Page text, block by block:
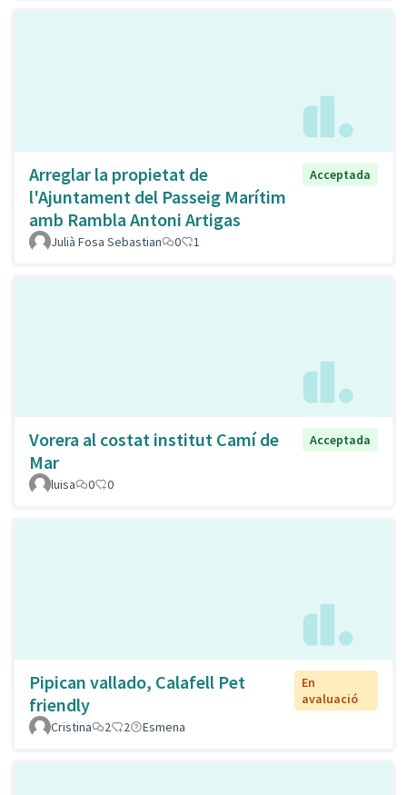
Arreglar la propietat de
l'Ajuntament del Passeig Marítim
amb Rambla Antoni Artigas
Acceptada
Julià Fosa Sebastian 0 1
Vorera al costat institut Camí de
Mar
Acceptada
luisa 0 0
Pipican vallado, Calafell Pet
friendly
En
avaluació
Cristina
2 2 Esmena